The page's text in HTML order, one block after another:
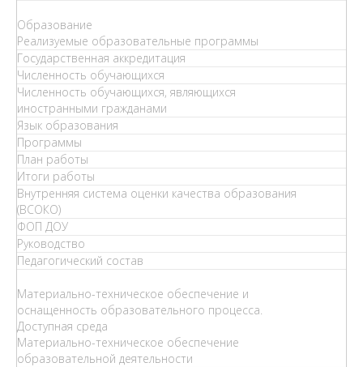
Образование
Реализуемые образовательные программы
Государственная аккредитация
Численность обучающихся
Численность обучающихся, являющихся
иностранными гражданами
Язык образования
Программы
План работы
Итоги работы
Внутренняя система оценки качества образования
(ВСОКО)
ФОП ДОУ
Руководство
Педагогический состав
Материально-техническое обеспечение и
оснащенность образовательного процесса.
Доступная среда
Материально-техническое обеспечение
образовательной деятельности